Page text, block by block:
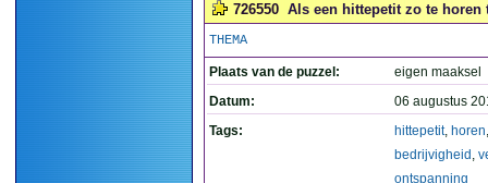
726550 Als een hittepetit zo te
THEMA
Plaats van de puzzel:
eigen maaksel
Datum:
06 augustus
Tags:
hittepetit, horen
bedrijvigheid ,
ontspanning